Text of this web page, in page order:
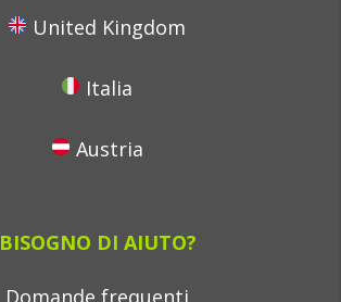
United Kingdom
Italia
Austria
BISOGNO DI AIUTO?
Domande frequenti